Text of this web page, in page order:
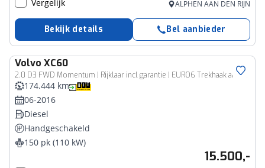
Vergelijk ALPHEN AAN DEN RIJN
Bekijk details Bel aanbieder
Volvo XC60
2.0 D3 FWD Momentum | Rijklaar incl garantie | EURO6 Trekhaak afneembaar Nieuwe koppeling Navigatie
174.444 km
06-2016
Diesel
Handgeschakeld
150 pk (110 kW)
15.500,-